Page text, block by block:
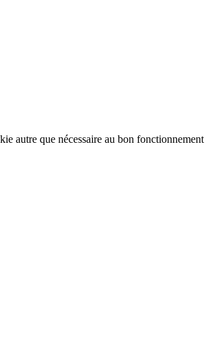
autre que nécessaire au bon fonctionnement